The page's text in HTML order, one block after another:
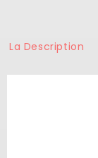
La Description